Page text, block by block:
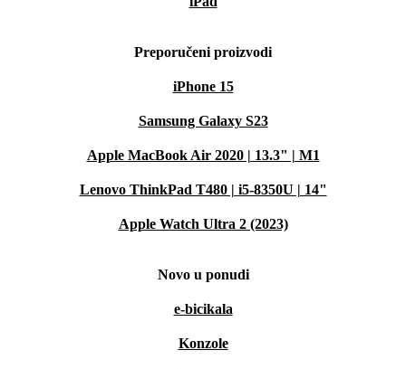
Preporučeni proizvodi
iPhone 15
Samsung Galaxy S23
Apple MacBook Air 2020 | 13.3" | M1
Lenovo ThinkPad T480 | i5-8350U | 14"
Apple Watch Ultra 2 (2023)
Novo u ponudi
e-bicikala
Konzole